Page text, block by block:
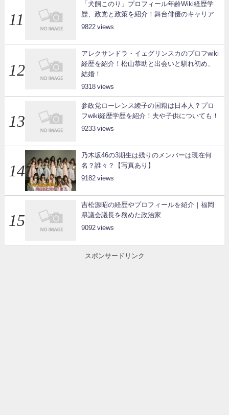
「犬飼このり」プロフィール年齢Wiki経歴学
歴、政党と政策を紹介！舞台俳優のキャリア
9822
アレクサンドラ・イェグリンスカのプロフwiki
経歴を紹介！松山恭助と出会いと馴れ初め、
結婚！
9318
参政党ローレンス綾子の国籍は日本人？プロ
フwiki経歴学歴を紹介！夫や子供についても！
9233
乃木坂46の3期生は残りのメンバーは現在何
名？誰々？【写真あり】
9182
吉松源昭の経歴やプロフィールを紹介｜福岡
県議会議長を務めた政治家
9092
スポンサードリンク